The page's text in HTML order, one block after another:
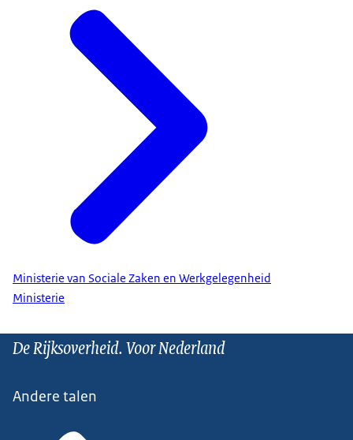
Ministerie van Sociale Zaken en Werkgelegenheid
Ministerie
De Rijksoverheid. Voor Nederland
Andere talen